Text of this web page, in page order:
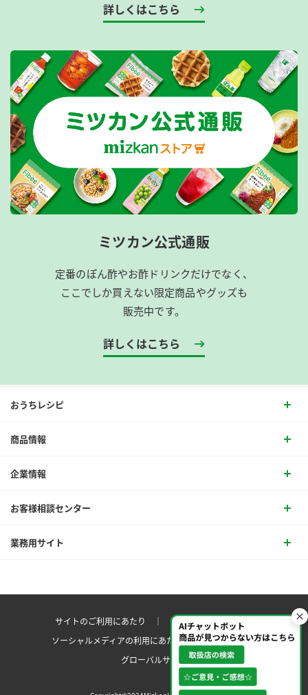
詳しくはこちら
ミツカン公式通販
定番のぽん酢やお酢ドリンクだけでなく、
ここでしか買えない限定商品やグッズも
販売中です。
詳しくはこちら
おうちレシピ
商品情報
企業情報
お客様相談センター
業務用サイト
サイトのご利用にあたり ｜プライバシーポリシー
ソーシャルメディアの利用にあたりサイトマップ ｜
グローバルサイト